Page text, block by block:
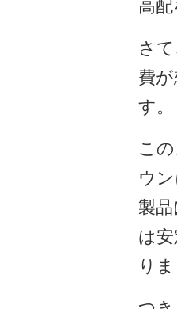
高
さ
費
す。
こ
ウ
製
は
りま